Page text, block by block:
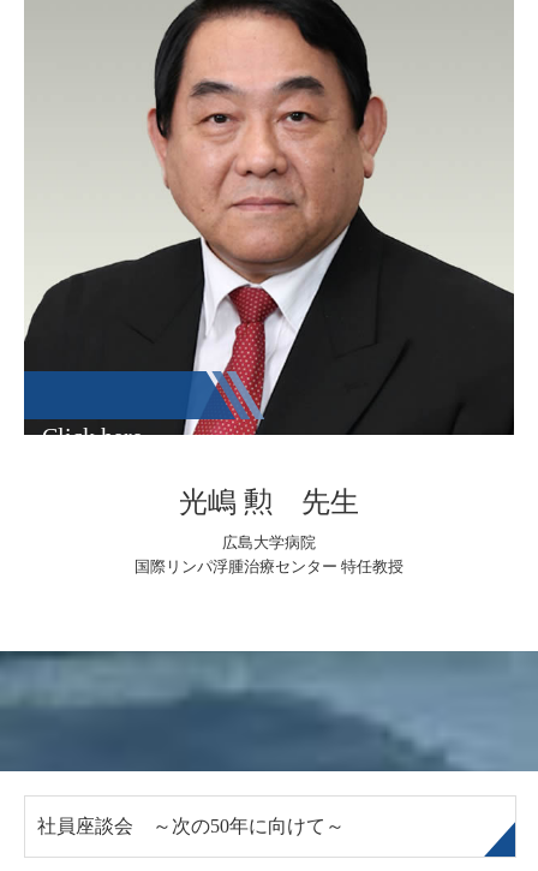
Click here
光嶋 勲 先生
広島大学病院
国際リンパ浮腫治療センター 特任教授
社員座談会 ～次の50年に向けて～